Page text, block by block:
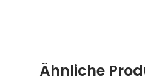
Ähnliche